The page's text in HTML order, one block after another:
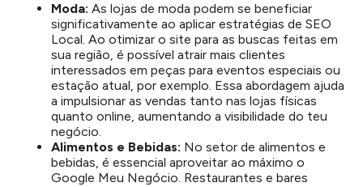
Moda: As lojas de moda podem se beneficiar
significativamente ao aplicar estratégias de SEO
Local. Ao otimizar o site para as buscas feitas em
sua região, é possível atrair mais clientes
interessados em peças para eventos especiais ou
estação atual, por exemplo. Essa abordagem ajuda
a impulsionar as vendas tanto nas lojas físicas
quanto online, aumentando a visibilidade do teu
negócio.
Alimentos e Bebidas: No setor de alimentos e
bebidas, é essencial aproveitar ao máximo o
Google Meu Negócio. Restaurantes e bares